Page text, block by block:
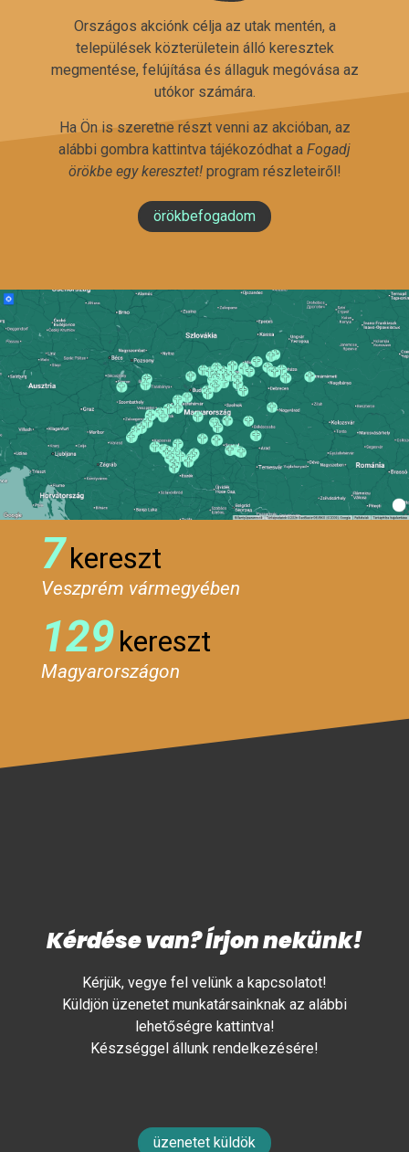
Országos akciónk célja az utak mentén, a
települések közterületein álló keresztek
megmentése, felújítása és állaguk megóvása az
utókor számára.
Ha Ön is szeretne részt venni az akcióban, az
alábbi gombra kattintva tájékozódhat a Fogadj
örökbe egy keresztet!program részleteiről!
örökbefogadom
7kereszt
Veszprém vármegyében
129kereszt
Magyarországon
Kérdése van? Írjon nekünk!
Kérjük, vegye fel velünk a kapcsolatot!
Küldjön üzenetet munkatársainknak az alábbi
lehetőségre kattintva!
Készséggel állunk rendelkezésére!
üzenetet küldök